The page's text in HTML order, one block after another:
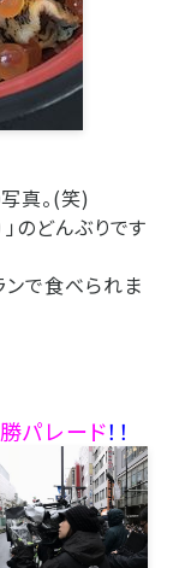
真。(笑)
のどんぶりです
で食べられま
パレード！！